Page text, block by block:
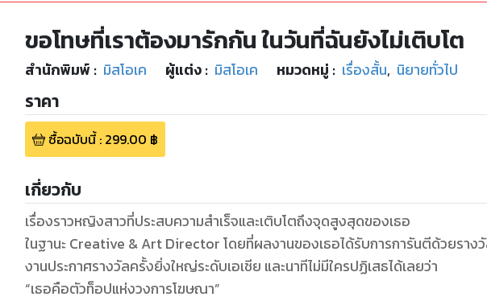
ขอโทษที่เราต้องมารักกัน ในวันที่ฉันยังไม่เติบโต
สำนักพิมพ์ : มิสโอเค ผู้แต่ง : มิสโอเค หมวดหมู่ : เรื่องสั้น, นิยายทั่วไป
ราคา
ซื้อฉบับนี้: 299.00 ฿
เกี่ยวกับ
เรื่องราวหญิงสาวที่ประสบความสำเร็จและเติบโตถึงจุดสูงสุดของเธอ
ในฐานะ Creative & Art Director โดยที่ผลงานของเธอได้รับการการันตีด้วยราง
งานประกาศรางวัลครั้งยิ่งใหญ่ระดับเอเชีย และนาทีไม่มีใครปฏิเสธได้เลยว่า
“เธอคือตัวท็อปแห่งวงการโฆษณา”